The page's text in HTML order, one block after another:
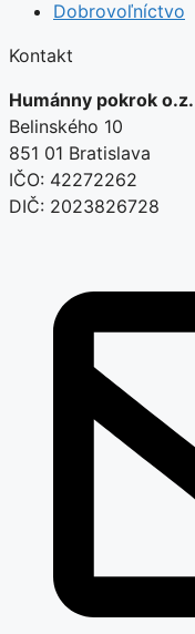
Dobrovoľníctvo
Kontakt
Humánny pokrok o.z.
Belinského 10
851 01 Bratislava
IČO: 42272262
DIČ: 2023826728